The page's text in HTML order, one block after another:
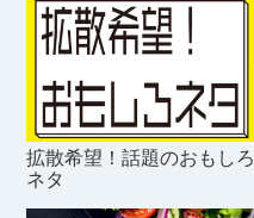
拡散希望！話題のおもしろ
ネタ